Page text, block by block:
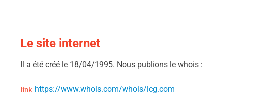
Le site internet
Il a été créé le 18/04/1995. Nous publions le whois :
https://www.whois.com/whois/lcg.com